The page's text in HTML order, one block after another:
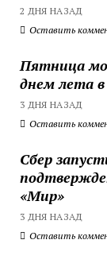
2 ДНЯ НАЗАД
Оставить
Пятница
днем лета
3 ДНЯ НАЗАД
Оставить
Сбер
«Мир»
3 ДНЯ НАЗАД
Оставить